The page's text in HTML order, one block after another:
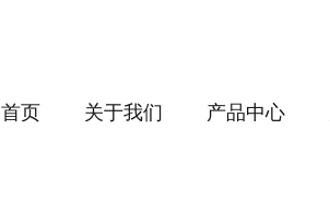
首页 关于我们 产品中心